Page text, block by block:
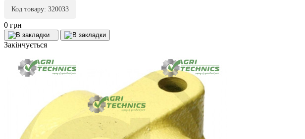
Код товару: 320033
0 грн
Закінчується